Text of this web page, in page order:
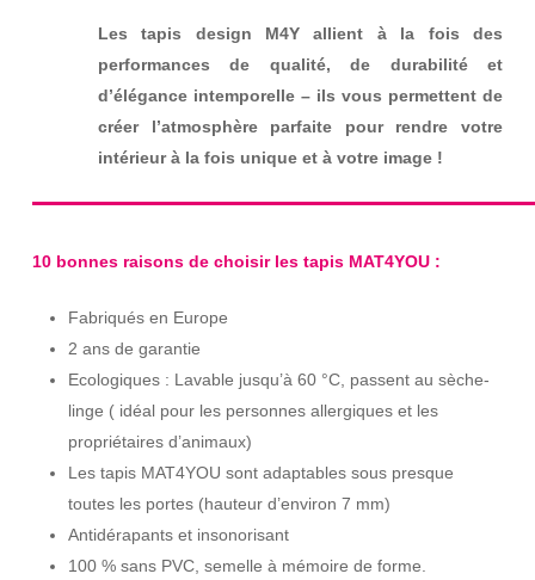
Les tapis design M4Y allient à la fois des
performances de qualité, de durabilité et
d’élégance intemporelle – ils vous permettent de
créer l’atmosphère parfaite pour rendre votre
intérieur à la fois unique et à votre image !
10 bonnes raisons de choisir les tapis MAT4YOU :
Fabriqués en Europe
2 ans de garantie
Ecologiques : Lavable jusqu’à 60 °C, passent au sèche-
linge ( idéal pour les personnes allergiques et les
propriétaires d’animaux)
Les tapis MAT4YOU sont adaptables sous presque
toutes les portes (hauteur d’environ 7 mm)
Antidérapants et insonorisant
100 % sans PVC, semelle à mémoire de forme.